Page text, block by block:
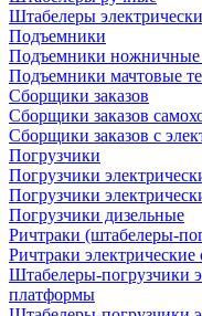
Штабелеры
Подъемники
Подъемники
Подъемники мачтовые
Сборщики заказов
Сборщики заказов
Сборщики заказов с
Погрузчики
Погрузчики
Погрузчики
Погрузчики дизельные
Ричтраки (штабелеры-
Ричтраки
Штабелеры-погрузчики
платформы